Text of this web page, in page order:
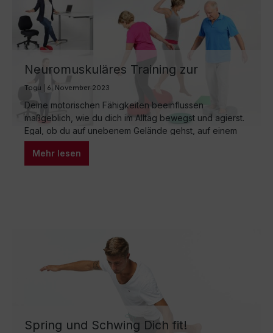
Neuromuskuläres Training zur
Verbesserung deines Gleichgewichts
Togu | 6. November 2023
Deine motorischen Fähigkeiten beeinflussen
maßgeblich, wie du dich im Alltag bewegst und agierst.
Egal, ob du auf unebenem Gelände gehst, auf einem
Bein balancierst oder präzise Aufgaben ausführst –
dein Gleichgewichtssinn und deine Feinmotorik spielen
eine entscheidende Rolle. Um diese Fähigkeiten zu
Mehr lesen
Spring und Schwing Dich fit!